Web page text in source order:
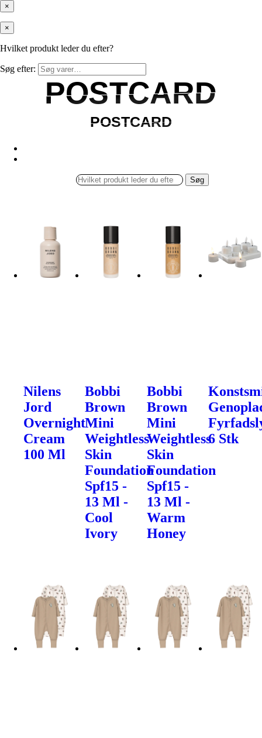
×
×
Hvilket produkt leder du efter?
Søg efter:
POSTCARD
POSTCARD
POSTCARD
POSTCARD
Søg
Nilens
Jord
Overnight
Cream
100 Ml
Bobbi
Brown
Mini
Weightless
Skin
Foundation
Spf15 -
13 Ml -
Cool
Ivory
Bobbi
Brown
Mini
Weightless
Skin
Foundation
Spf15 -
13 Ml -
Warm
Honey
6 Stk